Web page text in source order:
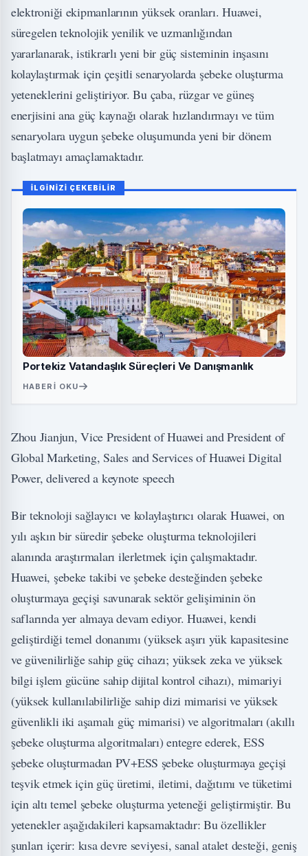
elektroniği ekipmanlarının yüksek oranları. Huawei,
süregelen teknolojik yenilik ve uzmanlığından
yararlanarak, istikrarlı yeni bir güç sisteminin inşasını
kolaylaştırmak için çeşitli senaryolarda şebeke oluşturma
yeteneklerini geliştiriyor. Bu çaba, rüzgar ve güneş
enerjisini ana güç kaynağı olarak hızlandırmayı ve tüm
senaryolara uygun şebeke oluşumunda yeni bir dönem
başlatmayı amaçlamaktadır.
İLGİNİZİ ÇEKEBİLİR
Portekiz Vatandaşlık Süreçleri Ve Danışmanlık
HABERI OKU
Zhou Jianjun, Vice President of Huawei and President of
Global Marketing, Sales and Services of Huawei Digital
Power, delivered a keynote speech
Bir teknoloji sağlayıcı ve kolaylaştırıcı olarak Huawei, on
yılı aşkın bir süredir şebeke oluşturma teknolojileri
alanında araştırmaları ilerletmek için çalışmaktadır.
Huawei, şebeke takibi ve şebeke desteğinden şebeke
oluşturmaya geçişi savunarak sektör gelişiminin ön
saflarında yer almaya devam ediyor. Huawei, kendi
geliştirdiği temel donanımı (yüksek aşırı yük kapasitesine
ve güvenilirliğe sahip güç cihazı; yüksek zeka ve yüksek
bilgi işlem gücüne sahip dijital kontrol cihazı), mimariyi
(yüksek kullanılabilirliğe sahip dizi mimarisi ve yüksek
güvenlikli iki aşamalı güç mimarisi) ve algoritmaları (akıllı
şebeke oluşturma algoritmaları) entegre ederek, ESS
şebeke oluşturmadan PV+ESS şebeke oluşturmaya geçişi
teşvik etmek için güç üretimi, iletimi, dağıtımı ve tüketimi
için altı temel şebeke oluşturma yeteneği geliştirmiştir. Bu
yetenekler aşağıdakileri kapsamaktadır: Bu özellikler
şunları içerir: kısa devre seviyesi, sanal atalet desteği, geniş